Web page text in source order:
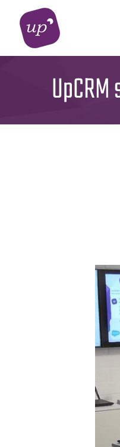
content